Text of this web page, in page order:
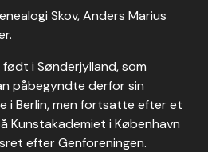
Skov, Anders Marius
i Sønderjylland, som
påbegyndte derfor sin
i Berlin, men fortsatte efter et
Kunstakademiet i København
efter Genforeningen.